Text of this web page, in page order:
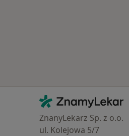
Kontakt
ZnamyLekar - Hlavní stránka
ZnanyLekarz Sp. z o.o.
ul. Kolejowa 5/7